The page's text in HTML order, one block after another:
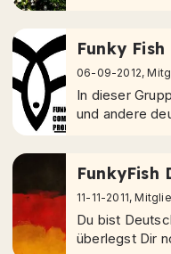
Funky
06-09-2012,
In dieser
und andere
FunkyFish
11-11-2011,
Du bist
überlegst Dir